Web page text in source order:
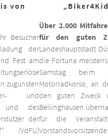
von
Besucher
der
Fest am
zugunsten
und
und des
der
(VdFU)
Über 2.000
für den guten
Landeshauptstadt
die Fortuna
Samstag beim
Motorradkorso, an
den guten Zweck
Bellinghausen
für die